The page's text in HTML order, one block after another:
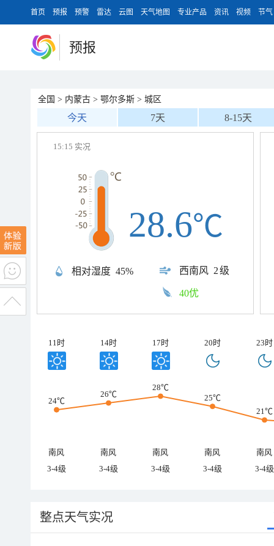
首页 预报 预警 雷达 云图 天气地图 专业产品 资讯 视频 节气
预报
全国 > 内蒙古 > 鄂尔多斯 > 城区
今天 7天 8-15天
15:15 实况
相对湿度 45% 西南风 2级
28.6℃
40优
11时 14时 17时 20时 23时
24℃
26℃
28℃
25℃
21℃
南风 南风 南风 南风
南风
3-4级
3-4级 3-4级 3-4级 3-4级
整点天气实况